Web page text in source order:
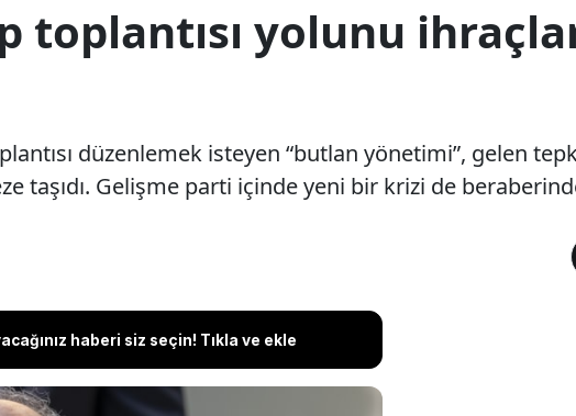
toplantısı yolunu
düzenlemek isteyen “butlan yönetimi”, gelen
taşıdı. Gelişme parti içinde yeni bir krizi de
haberi siz seçin! Tıkla ve ekle